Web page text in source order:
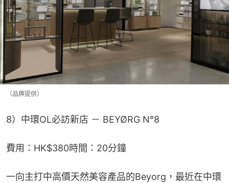
（品牌提供）
8）中環OL必訪新店 － BEYØRG N°8
費用：HK$380時間：20分鐘
一向主打中高價天然美容產品的Beyorg，最近在中環